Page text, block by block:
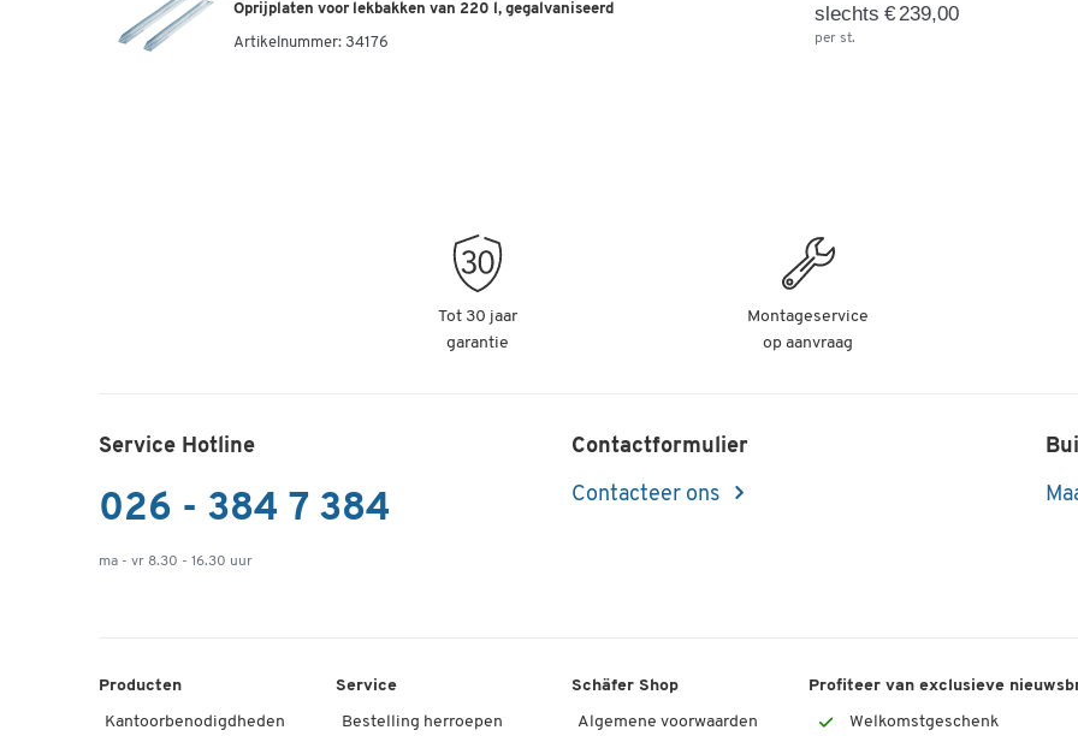
Oprijplaten voor lekbakken van 220 l, gegalvaniseerd
Artikelnummer: 34176
slechts € 239,00
per st.
Tot 30 jaar
garantie
Montageservice
op aanvraag
Service Hotline
026 - 384 7 384
ma - vr 8.30 - 16.30 uur
Contactformulier
Contacteer ons
Producten
Kantoorbenodigdheden
Service
Bestelling herroepen
Schäfer Shop
Algemene voorwaarden
Profiteer van exclusieve
Welkomstgeschenk